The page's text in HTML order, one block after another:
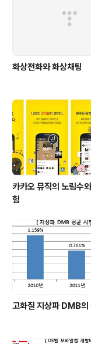
넷을 매일 사용하는 사용
화상전화와 화상채팅
카카오 뮤직의 노림수
험
고화질 지상파 DMB의